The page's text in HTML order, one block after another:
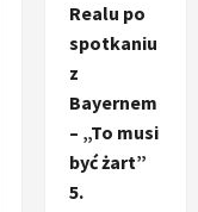
Realu po
spotkaniu
z
Bayernem
– „To musi
być żart”
5.